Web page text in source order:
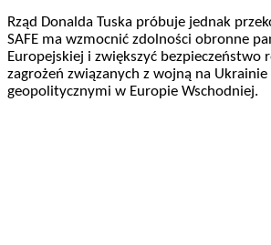
Rząd Donalda Tuska próbuje jednak
SAFE ma wzmocnić zdolności obronne
Europejskiej i zwiększyć bezpieczeństwo
zagrożeń związanych z wojną na
geopolitycznymi w Europie Wschodniej.